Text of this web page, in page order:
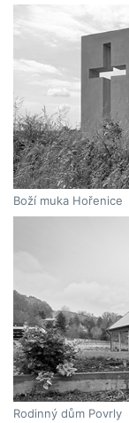
Boží muka Hořenice
Rodinný dům Povrly